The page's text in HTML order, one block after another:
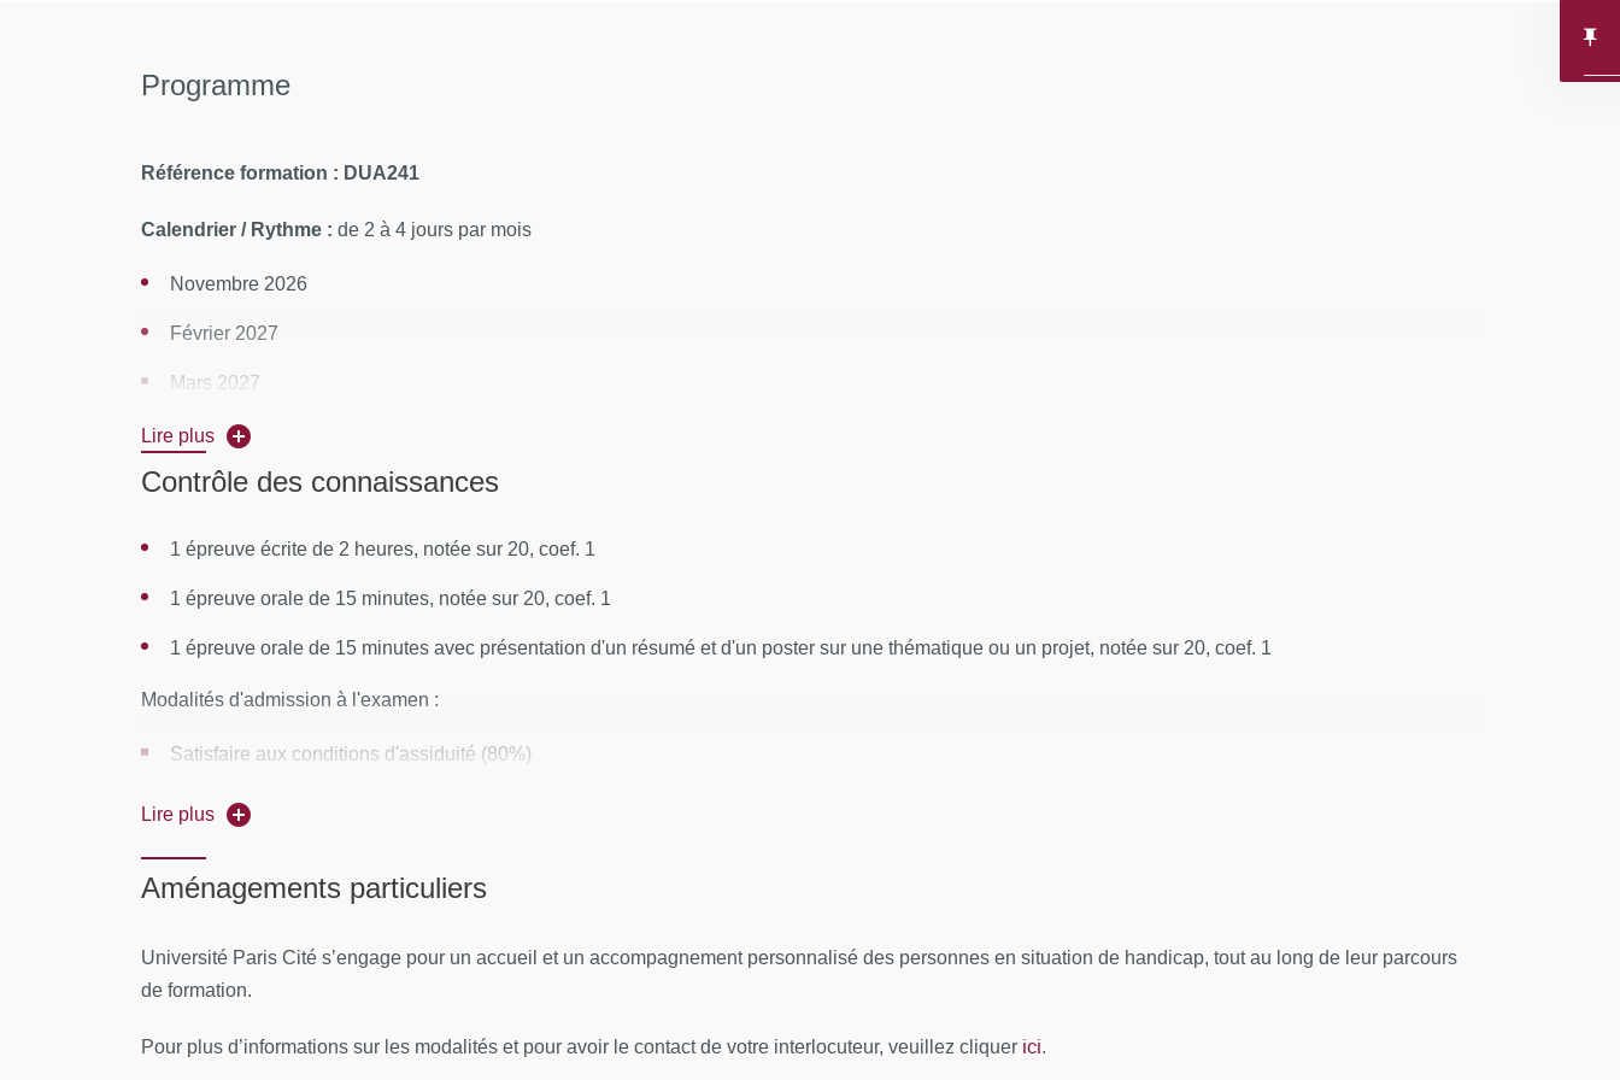
Programme
Référence formation : DUA241
Calendrier / Rythme : de 2 à 4 jours par mois
Novembre 2026
Février 2027
Mars 2027
Mai 2027
+ Examen en juin
Lieu :UFR Pharmacie de Paris, 4 avenue de l'Observatoire, 75006 Paris
CONTENUS PÉDAGOGIQUES
Session 1
Articulation des équipes soignantes et professionnels de l'administration pénitentiaire. Les modalités d’organisation des soins aux personnes détenues -
conditions, limites
Session 2
Santé publique, prévention, promotion de la santé : Éducation à la santé adaptée au contexte
carcéral
Session 3
sur les questions de santé publique en milieu carcéral
Lire plus
Contrôle des connaissances
1 épreuve écrite de 2 heures, notée sur 20, coef. 1
1 épreuve orale de 15 minutes, notée sur 20, coef. 1
1 épreuve orale de 15 minutes avec présentation d'un résumé et d'un poster sur une thématique ou un projet, notée sur 20, coef. 1
Modalités d'admission à l'examen :
Satisfaire aux conditions d'assiduité (80%)
Avoir obtenu une note au moins égale à 10/20 à l'ensemble des épreuves
Lire plus
Aménagements particuliers
Université Paris Cité s’engage pour un accueil et un accompagnement personnalisé des personnes en situation de handicap, tout au long de leur parcours
de formation.
Pour plus d’informations sur les modalités et pour avoir le contact de votre interlocuteur, veuillez cliquer ici.